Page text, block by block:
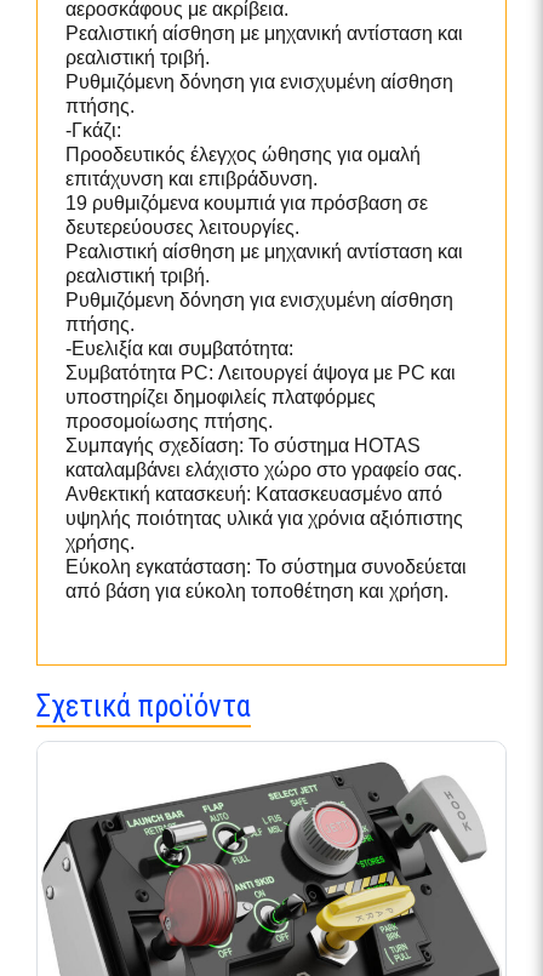
αεροσκάφους με ακρίβεια.
Ρεαλιστική αίσθηση με μηχανική αντίσταση και
ρεαλιστική τριβή.
Ρυθμιζόμενη δόνηση για ενισχυμένη αίσθηση
πτήσης.
-Γκάζι:
Προοδευτικός έλεγχος ώθησης για ομαλή
επιτάχυνση και επιβράδυνση.
19 ρυθμιζόμενα κουμπιά για πρόσβαση σε
δευτερεύουσες λειτουργίες.
Ρεαλιστική αίσθηση με μηχανική αντίσταση και
ρεαλιστική τριβή.
Ρυθμιζόμενη δόνηση για ενισχυμένη αίσθηση
πτήσης.
-Ευελιξία και συμβατότητα:
Συμβατότητα PC: Λειτουργεί άψογα με PC και
υποστηρίζει δημοφιλείς πλατφόρμες
προσομοίωσης πτήσης.
Συμπαγής σχεδίαση: Το σύστημα HOTAS
καταλαμβάνει ελάχιστο χώρο στο γραφείο σας.
Ανθεκτική κατασκευή: Κατασκευασμένο από
υψηλής ποιότητας υλικά για χρόνια αξιόπιστης
χρήσης.
Εύκολη εγκατάσταση: Το σύστημα συνοδεύεται
από βάση για εύκολη τοποθέτηση και χρήση.
Σχετικά προϊόντα